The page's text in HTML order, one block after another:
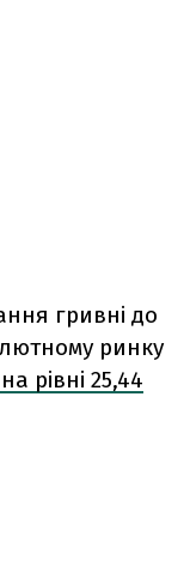
гривні до
ринку
рівні 25,44